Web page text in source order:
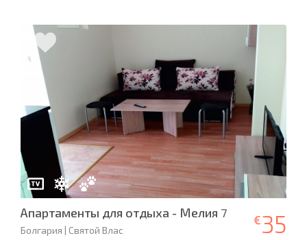
Апартаменты для отдыха - Мелия 7
Болгария | Святой Влас
€35